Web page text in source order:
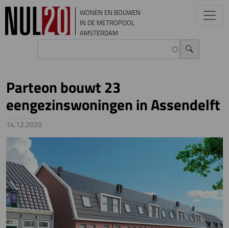
Overslaan en naar de inhoud gaan
WONEN EN BOUWEN
IN DE METROPOOL
AMSTERDAM
Parteon bouwt 23
eengezinswoningen in Assendelft
14.12.2020
Image